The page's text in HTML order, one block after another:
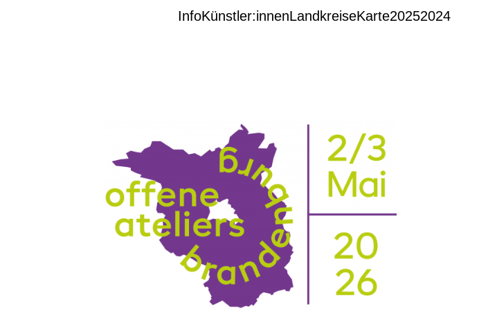
InfoKünstler:innenLandkreiseKarte20252024